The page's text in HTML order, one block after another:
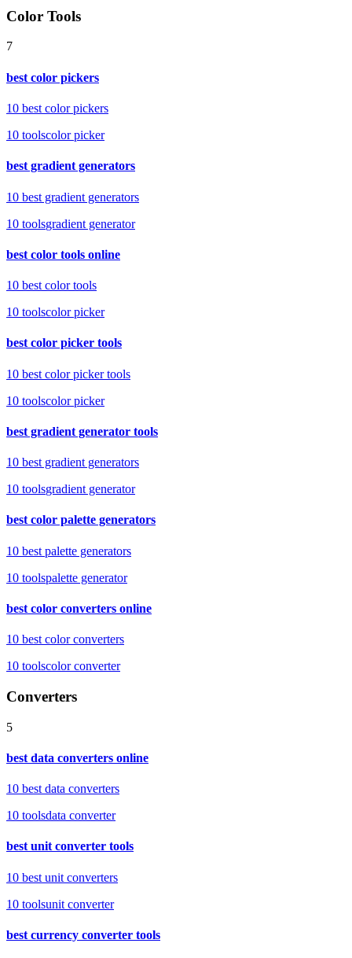
Color Tools
7
best color pickers
10 best color pickers
10 toolscolor picker
best gradient generators
10 best gradient generators
10 toolsgradient generator
best color tools online
10 best color tools
10 toolscolor picker
best color picker tools
10 best color picker tools
10 toolscolor picker
best gradient generator tools
10 best gradient generators
10 toolsgradient generator
best color palette generators
10 best palette generators
10 toolspalette generator
best color converters online
10 best color converters
10 toolscolor converter
Converters
5
best data converters online
10 best data converters
10 toolsdata converter
best unit converter tools
10 best unit converters
10 toolsunit converter
best currency converter tools